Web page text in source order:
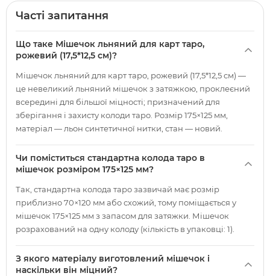
Часті запитання
Що таке Мішечок льняний для карт таро,
рожевий (17,5*12,5 см)?
Мішечок льняний для карт таро, рожевий (17,5*12,5 см) —
це невеликий льняний мішечок з затяжкою, проклеєний
всередині для більшої міцності; призначений для
зберігання і захисту колоди таро. Розмір 175×125 мм,
матеріал — льон синтетичної нитки, стан — новий.
Чи поміститься стандартна колода таро в
мішечок розміром 175×125 мм?
Так, стандартна колода таро зазвичай має розмір
приблизно 70×120 мм або схожий, тому поміщається у
мішечок 175×125 мм з запасом для затяжки. Мішечок
розрахований на одну колоду (кількість в упаковці: 1).
З якого матеріалу виготовлений мішечок і
наскільки він міцний?